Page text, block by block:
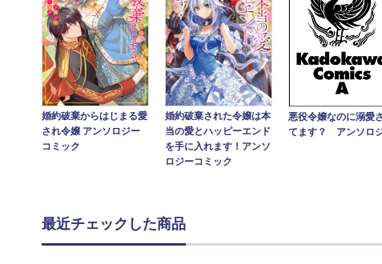
婚約破棄からはじまる愛
され令嬢 アンソロジー
コミック
婚約破棄された令嬢は本
当の愛とハッピーエンド
を手に入れます！アンソ
ロジーコミック
悪役令嬢なのに溺愛
てます？ アンソロ
最近チェックした商品